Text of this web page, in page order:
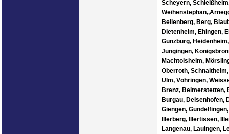
Scheyern,
Bellenberg, Berg,
Dietenheim, Ehingen,
Günzburg,
Jungingen,
Machtolsheim,
Oberroth,
Ulm, Vöhringen,
Brenz, Beimerstetten,
Burgau, Deisenhofen,
Giengen,
Illerberg, Illertissen,
Langenau, Lauingen,